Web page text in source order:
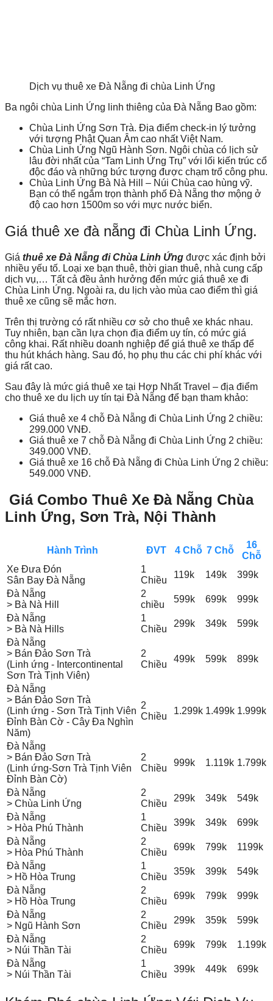
Dịch vụ thuê xe Đà Nẵng đi chùa Linh Ứng
Ba ngôi chùa Linh Ứng linh thiêng của Đà Nẵng Bao gồm:
Chùa Linh Ứng Sơn Trà. Địa điểm check-in lý tưởng
với tượng Phật Quan Âm cao nhất Việt Nam.
Chùa Linh Ứng Ngũ Hành Sơn. Ngôi chùa có lịch sử
lâu đời nhất của “Tam Linh Ứng Trụ” với lối kiến trúc cổ
độc đáo và những bức tượng được chạm trổ công phu.
Chùa Linh Ứng Bà Nà Hill – Núi Chùa cao hùng vỹ.
Bạn có thể ngắm trọn thành phố Đà Nẵng thơ mộng ở
độ cao hơn 1500m so với mực nước biển.
Giá thuê xe đà nẵng đi Chùa Linh Ứng.
Giá thuê xe Đà Nẵng đi Chùa Linh Ứng được xác định bởi
nhiều yếu tố. Loại xe bạn thuê, thời gian thuê, nhà cung cấp
dịch vụ,… Tất cả đều ảnh hưởng đến mức giá thuê xe đi
Chùa Linh Ứng. Ngoài ra, du lịch vào mùa cao điểm thì giá
thuê xe cũng sẽ mắc hơn.
Trên thị trường có rất nhiều cơ sở cho thuê xe khác nhau.
Tuy nhiên, bạn cần lựa chọn địa điểm uy tín, có mức giá
công khai. Rất nhiều doanh nghiệp để giá thuê xe thấp để
thu hút khách hàng. Sau đó, họ phụ thu các chi phí khác với
giá rất cao.
Sau đây là mức giá thuê xe tại Hợp Nhất Travel – địa điểm
cho thuê xe du lịch uy tín tại Đà Nẵng để bạn tham khảo:
Giá thuê xe 4 chỗ Đà Nẵng đi Chùa Linh Ứng 2 chiều:
299.000 VNĐ.
Giá thuê xe 7 chỗ Đà Nẵng đi Chùa Linh Ứng 2 chiều:
349.000 VNĐ.
Giá thuê xe 16 chỗ Đà Nẵng đi Chùa Linh Ứng 2 chiều:
549.000 VNĐ.
Giá Combo Thuê Xe Đà Nẵng Chùa
Linh Ứng, Sơn Trà, Nội Thành
Hành Trình ĐVT 4 Chỗ 7 Chỗ
16
Chỗ
Xe Đưa Đón
Sân Bay Đà Nẵng
1
Chiều
119k 149k
399k
Đà Nẵng
> Bà Nà Hill
2
chiều
599k 699k
999k
Đà Nẵng
> Bà Nà Hills
1
Chiều
299k 349k
599k
Đà Nẵng
> Bán Đảo Sơn Trà
(Linh ứng - Intercontinental
Sơn Trà Tịnh Viên)
2
Chiều
499k 599k 899k
Đà Nẵng
> Bán Đảo Sơn Trà
(Linh ứng - Sơn Trà Tịnh Viên
Đỉnh Bàn Cờ - Cây Đa Nghìn
Năm)
2
Chiều
1.299k 1.499k 1.999k
Đà Nẵng
> Bán Đảo Sơn Trà
(Linh ứng-Sơn Trà Tịnh Viên
Đỉnh Bàn Cờ)
2
Chiều
999k 1.119k 1.799k
Đà Nẵng
> Chùa Linh Ứng
2
Chiều
299k 349k
549k
Đà Nẵng
> Hòa Phú Thành
1
Chiều
399k 349k
699k
Đà Nẵng
> Hòa Phú Thành
2
Chiều
699k 799k
1199k
Đà Nẵng
> Hồ Hòa Trung
1
Chiều
359k 399k
549k
Đà Nẵng
> Hồ Hòa Trung
2
Chiều
699k 799k
999k
Đà Nẵng
> Ngũ Hành Sơn
2
Chiều
299k 359k
599k
Đà Nẵng
> Núi Thần Tài
2
Chiều
699k 799k
1.199k
Đà Nẵng
> Núi Thần Tài
1
Chiều
399k 449k 699k